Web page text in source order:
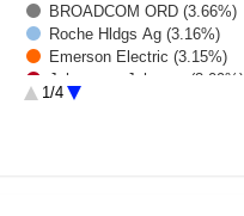
BROADCOM ORD (3.66%)
Roche Hldgs Ag (3.16%)
Emerson Electric (3.15%)
Johnson + Johnson (3.09%)
Abbvie Inc. (3.02%)
1/4